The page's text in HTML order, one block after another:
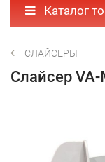
Каталог
СЛАЙСЕРЫ
Слайсер